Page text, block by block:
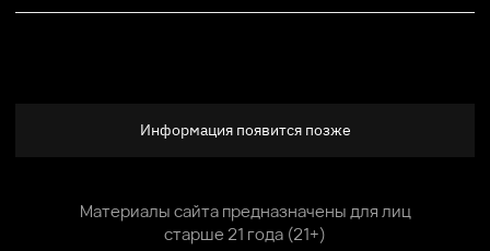
Информация появится позже
Материалы сайта предназначены для лиц
старше 21 года (21+)